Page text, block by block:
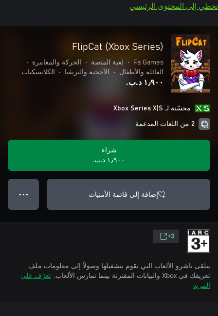
تخطي إلى المحتوى الرئيسي
FlipCat (Xbox Series)
Fa Games
• لعبة المنصة • الحركة والمغامرة
•
العائلة والأطفال
• الأحجية والتريفيا • الكلاسيكيات
١٫٩٠٠ د.ب.‏
محسّنة لـ Xbox Series X|S
2 من اللغات المدعمة
شراء
١٫٩٠٠ د.ب.‏
إضافة إلى قائمة الأمنيات ● ● ●
3+
يتلقى ناشرو الألعاب التي تقوم بتشغيلها وصولاً إلى معلومات ملف
تعريفك في Xbox والبيانات المقترنة بينما تمارس الألعاب.
تعرّف على
المزيد